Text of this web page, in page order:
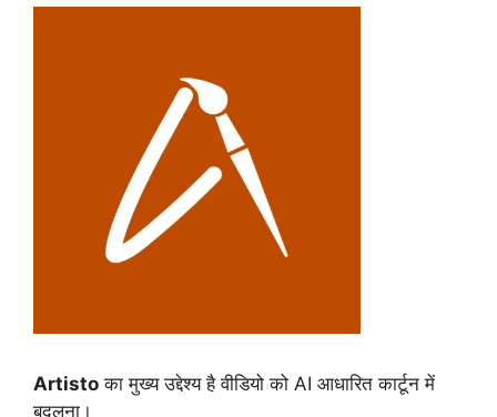
Artisto का मुख्य उद्देश्य है वीडियो को AI आधारित कार्टून में
बदलना।